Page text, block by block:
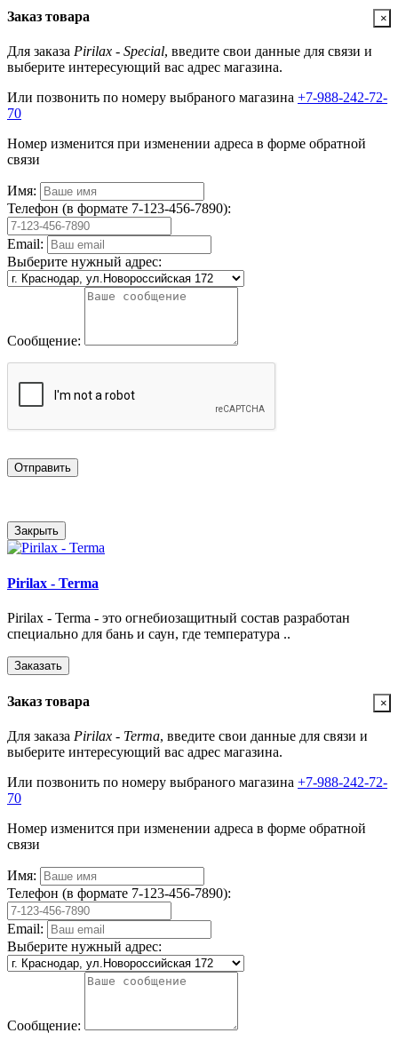
×
Заказ товара
Для заказа Pirilax - Special, введите свои данные для связи и
выберите интересующий вас адрес магазина.
Или позвонить по номеру выбраного магазина +7-988-242-72-
70
Номер изменится при изменении адреса в форме обратной
связи
Имя:
Телефон (в формате 7-123-456-7890):
Email:
Выберите нужный адрес:
Сообщение:
Отправить
Закрыть
Pirilax - Terma
Pirilax - Terma - это огнебиозащитный состав разработан
специально для бань и саун, где температура ..
Заказать
×
Заказ товара
Для заказа Pirilax - Terma, введите свои данные для связи и
выберите интересующий вас адрес магазина.
Или позвонить по номеру выбраного магазина +7-988-242-72-
70
Номер изменится при изменении адреса в форме обратной
связи
Имя:
Телефон (в формате 7-123-456-7890):
Email:
Выберите нужный адрес:
Сообщение: